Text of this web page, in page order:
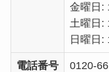
金曜日:
土曜日:
日曜日:
電話番号 0120-